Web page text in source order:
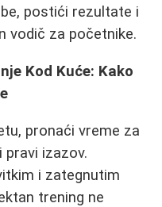
postići rezultate i
vodič za početnike.
Kod Kuće: Kako
pronaći vreme za
izazov.
i zategnutim
trening ne